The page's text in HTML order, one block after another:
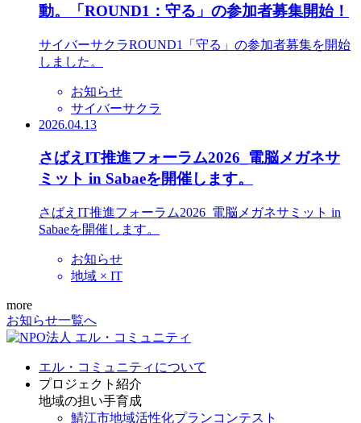
動。「ROUND1：守る」の参加者募集開始！
サイバーサクラROUND1「守る」の参加者募集を開始
しました。
お知らせ
サイバーサクラ
2026.04.13
さばえIT推進フォーラム2026_電脳メガネサ
ミット in Sabaeを開催します。
さばえIT推進フォーラム2026_電脳メガネサミット in
Sabaeを開催します。
お知らせ
地域 × IT
more
お知らせ一覧へ
エル・コミュニティについて
プロジェクト紹介
地域の担い手育成
鯖江市地域活性化プランコンテスト